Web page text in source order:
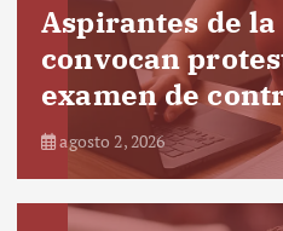
Aspirantes de la
convocan
examen de
agosto 2, 2026